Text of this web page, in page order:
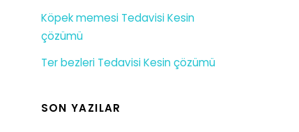
Köpek memesi Tedavisi Kesin
çözümü
Ter bezleri Tedavisi Kesin çözümü
SON YAZILAR